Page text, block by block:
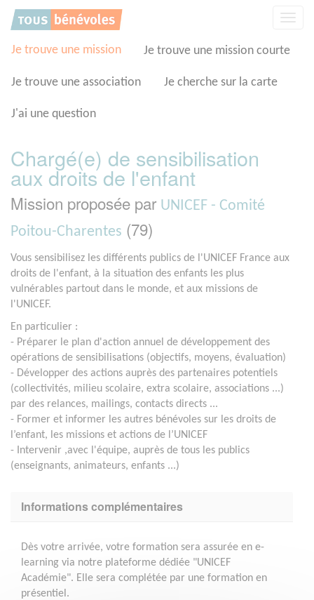
Je trouve une mission Je trouve une mission courte
Je trouve une association Je cherche sur la carte
J'ai une question
Chargé(e) de sensibilisation
aux droits de l'enfant
Mission proposée par UNICEF - Comité
Poitou-Charentes (79)
Vous sensibilisez les différents publics de l'UNICEF France aux
droits de l'enfant, à la situation des enfants les plus
vulnérables partout dans le monde, et aux missions de
l'UNICEF.
En particulier :
- Préparer le plan d'action annuel de développement des
opérations de sensibilisations (objectifs, moyens, évaluation)
- Développer des actions auprès des partenaires potentiels
(collectivités, milieu scolaire, extra scolaire, associations ...)
par des relances, mailings, contacts directs ...
- Former et informer les autres bénévoles sur les droits de
l’enfant, les missions et actions de l’UNICEF​
- Intervenir ,avec l'équipe, auprès de tous les publics
(enseignants, animateurs, enfants ...)
Informations complémentaires
Dès votre arrivée, votre formation sera assurée en e-
learning via notre plateforme dédiée "UNICEF
Académie". Elle sera complétée par une formation en
présentiel.
Panneau de gestion des cookies